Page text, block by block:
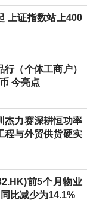
上证指数站上400
（个体工商户）
今亮点
杰力赛深耕恒功率
程与外贸供货硬实
前5个月物业
比减少为14.1%